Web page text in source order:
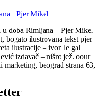
doba Rimljana – Pjer Mikel
bogato ilustrovana tekst pjer
ilustracije – ivon le gal
izdavač – nišro jež. oour
beograd strana 63,